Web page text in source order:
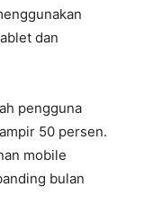
dan
pengguna
50 persen.
mobile
bulan